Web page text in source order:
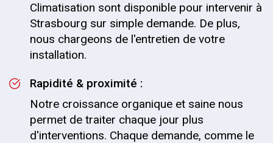
Climatisation sont disponible pour intervenir à
Strasbourg sur simple demande. De plus,
nous chargeons de l'entretien de votre
installation.
Rapidité & proximité :
Notre croissance organique et saine nous
permet de traiter chaque jour plus
d'interventions. Chaque demande, comme le